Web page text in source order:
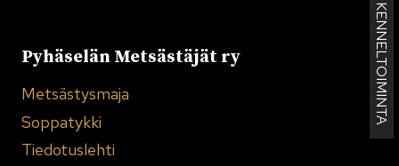
KENNELTOIMINTA
Pyhäselän Metsästäjät ry
Metsästysmaja
Soppatykki
Tiedotuslehti